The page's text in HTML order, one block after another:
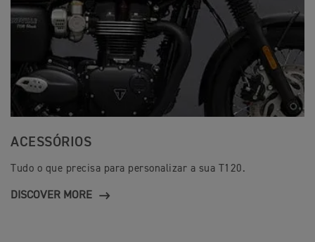
ACESSÓRIOS
Tudo o que precisa para personalizar a sua T120.
DISCOVER MORE